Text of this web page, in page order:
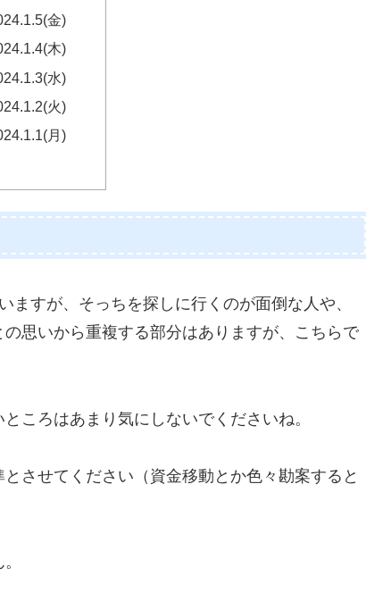
金)
木)
水)
火)
月)
ますが、そっちを探しに行くのが面倒な人や、
思いから重複する部分はありますが、こちらで
ころはあまり気にしないでくださいね。
させてください（資金移動とか色々勘案すると